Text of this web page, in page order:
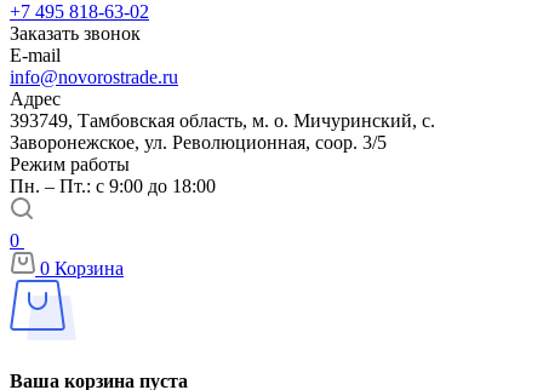
+7 495 818-63-02
Заказать звонок
E-mail
info@novorostrade.ru
Адрес
393749, Тамбовская область, м. о. Мичуринский, с.
Заворонежское, ул. Революционная, соор. 3/5
Режим работы
Пн. – Пт.: с 9:00 до 18:00
0
0 Корзина
Ваша корзина пуста